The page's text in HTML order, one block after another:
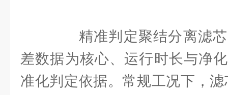
精准判定聚结分离滤芯
差数据为核心、运行时长与净
准化判定依据。常规工况下，